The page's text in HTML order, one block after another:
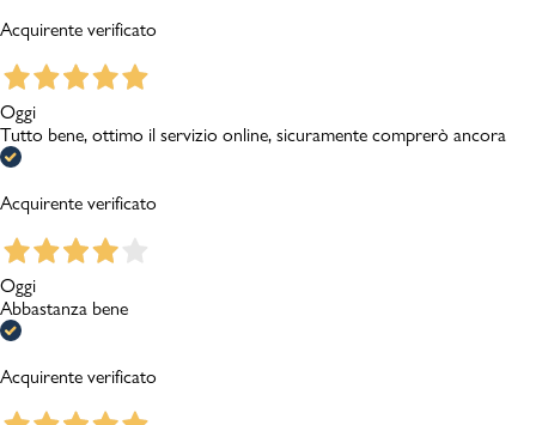
Acquirente verificato
Oggi
Tutto bene, ottimo il servizio online, sicuramente comprerò ancora
Acquirente verificato
Oggi
Abbastanza bene
Acquirente verificato